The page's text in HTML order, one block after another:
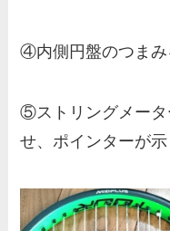
④内側円盤のつまみ
⑤ストリングメータ
せ、ポインターが